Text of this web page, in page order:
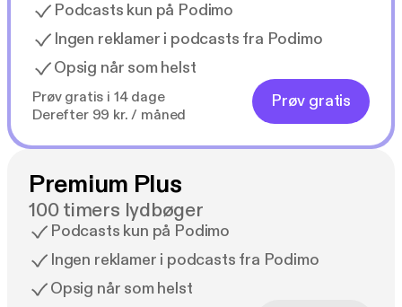
Podcasts kun på Podimo
Ingen reklamer i podcasts fra Podimo
Opsig når som helst
Prøv gratis i 14 dage
Derefter 99 kr. / måned
Prøv gratis
Premium Plus
100 timers lydbøger
Podcasts kun på Podimo
Ingen reklamer i podcasts fra Podimo
Opsig når som helst